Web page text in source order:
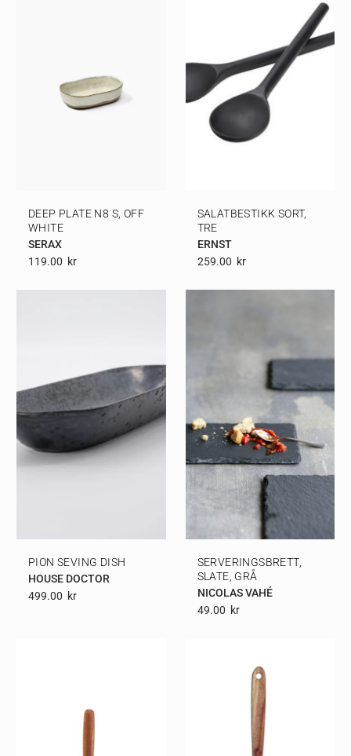
DEEP PLATE N8 S, OFF
WHITE
SERAX
119.00 Kr
SALATBESTIKK SORT,
TRE
ERNST
259.00 Kr
PION SEVING DISH
HOUSE DOCTOR
499.00 Kr
SERVERINGSBRETT,
SLATE, GRÅ
NICOLAS VAHÉ
49.00 Kr